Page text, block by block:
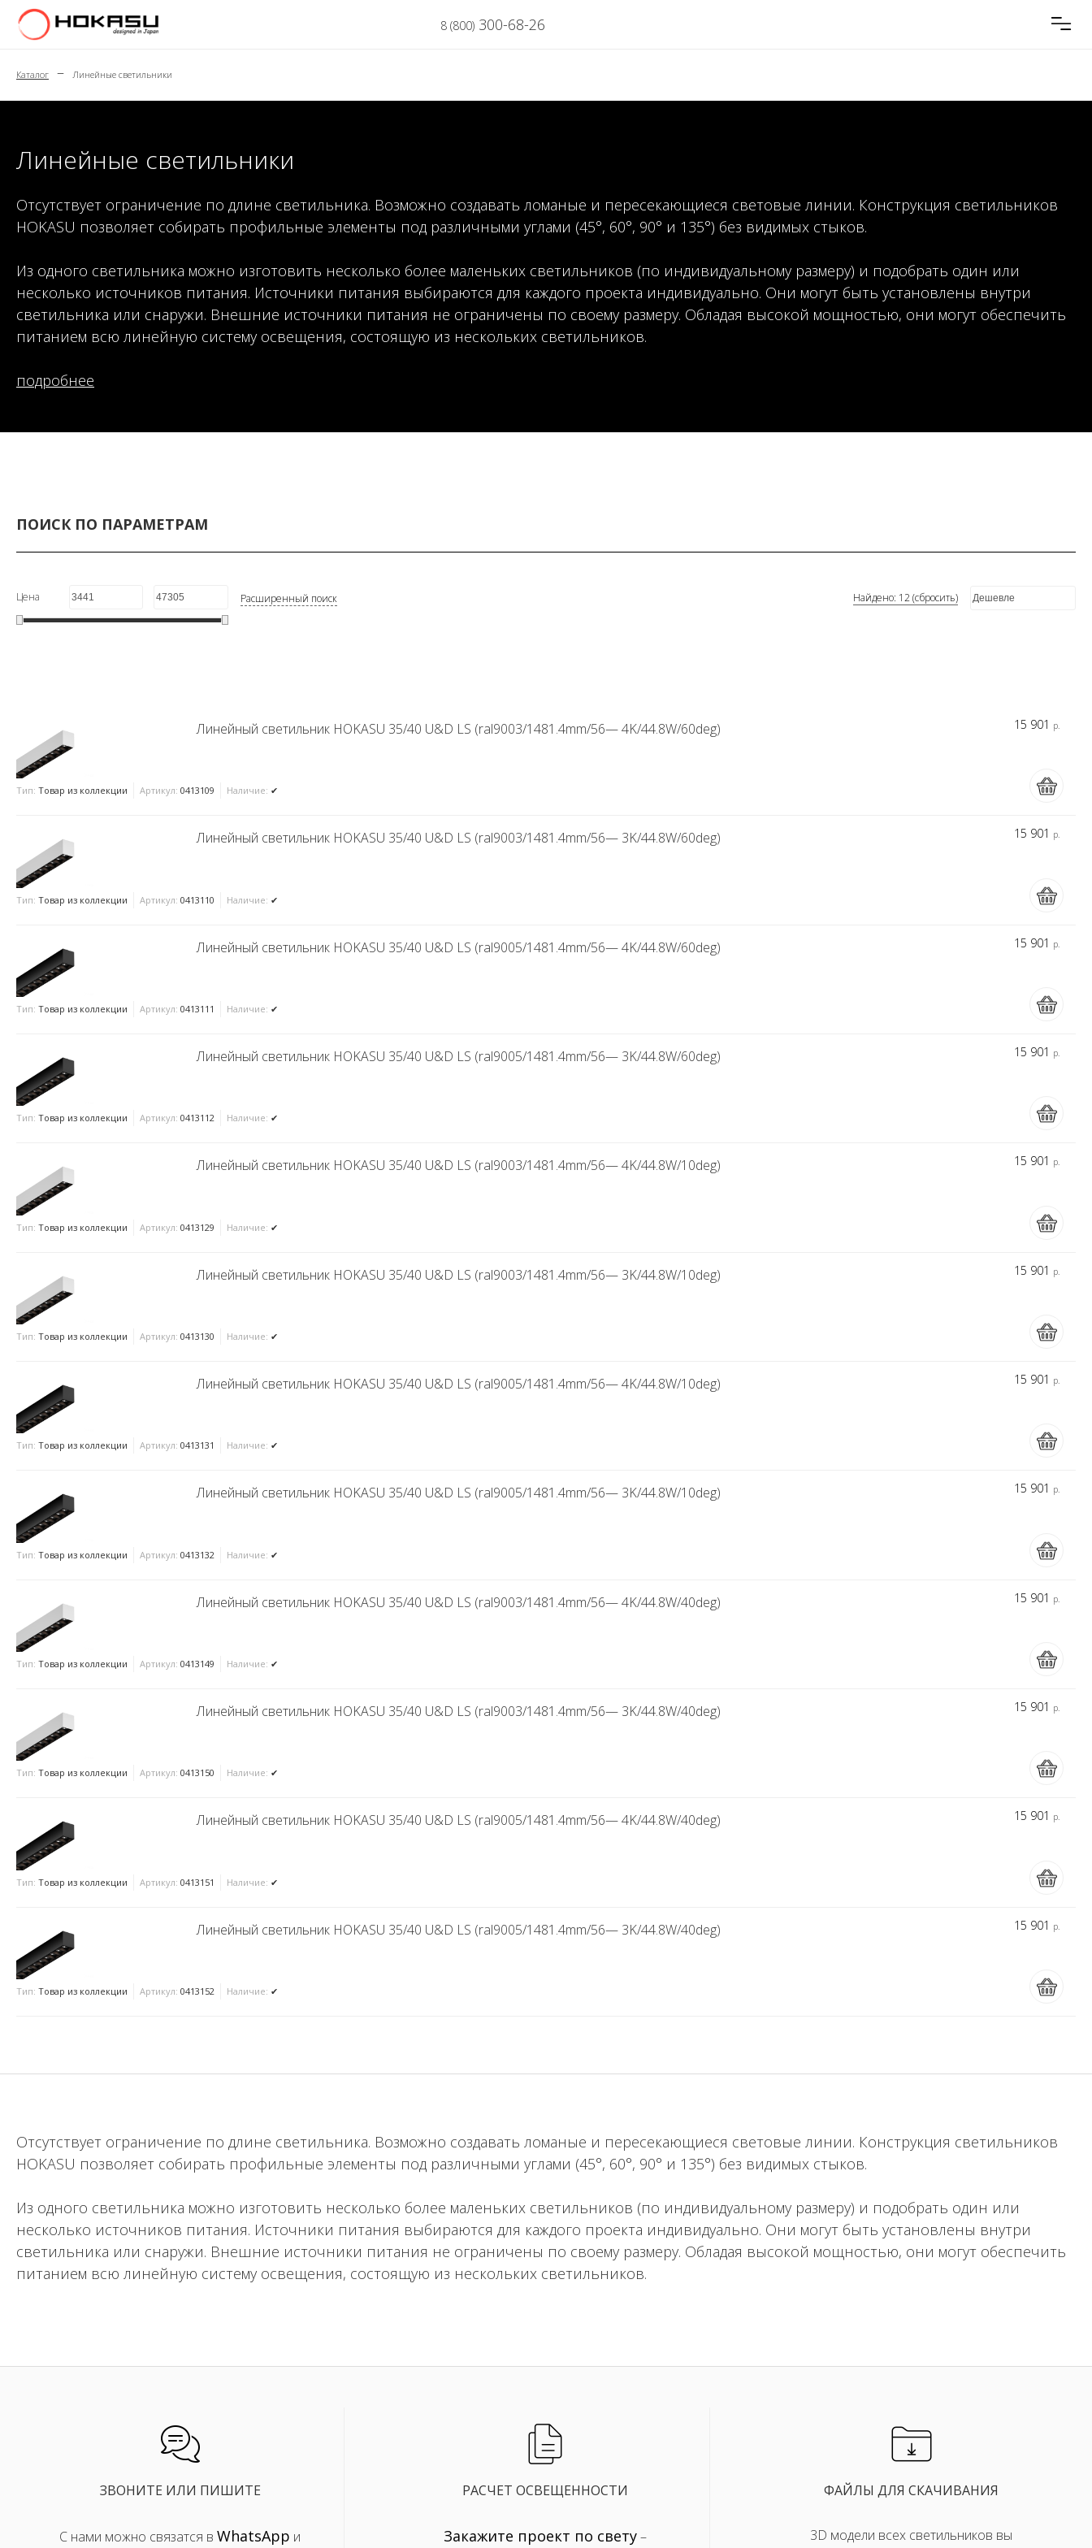
8 (800)300-68-26
Каталог – Линейные светильники
Линейные светильники
Отсутствует ограничение по длине светильника. Возможно создавать ломаные и пересекающиеся световые линии. Конструкция светильников
HOKASU позволяет собирать профильные элементы под различными углами (45°, 60°, 90° и 135°) без видимых стыков.
Из одного светильника можно изготовить несколько более маленьких светильников (по индивидуальному размеру) и подобрать один или
несколько источников питания. Источники питания выбираются для каждого проекта индивидуально. Они могут быть установлены внутри
светильника или снаружи. Внешние источники питания не ограничены по своему размеру. Обладая высокой мощностью, они могут обеспечить
питанием всю линейную систему освещения, состоящую из нескольких светильников.
подробнее
ПОИСК ПО ПАРАМЕТРАМ
Цена Расширенный поиск Найдено: 12 (сбросить)
Линейный светильник HOKASU 35/40 U&D LS (ral9003/1481.4mm/56— 4K/44.8W/60deg)
Тип: Товар из коллекции Артикул: 0413109 Наличие: ✔
15 901 р.
Линейный светильник HOKASU 35/40 U&D LS (ral9003/1481.4mm/56— 3K/44.8W/60deg)
Тип: Товар из коллекции Артикул: 0413110 Наличие: ✔
15 901 р.
Линейный светильник HOKASU 35/40 U&D LS (ral9005/1481.4mm/56— 4K/44.8W/60deg)
Тип: Товар из коллекции Артикул: 0413111 Наличие: ✔
15 901 р.
Линейный светильник HOKASU 35/40 U&D LS (ral9005/1481.4mm/56— 3K/44.8W/60deg)
Тип: Товар из коллекции Артикул: 0413112 Наличие: ✔
15 901 р.
Линейный светильник HOKASU 35/40 U&D LS (ral9003/1481.4mm/56— 4K/44.8W/10deg)
Тип: Товар из коллекции Артикул: 0413129 Наличие: ✔
15 901 р.
Линейный светильник HOKASU 35/40 U&D LS (ral9003/1481.4mm/56— 3K/44.8W/10deg)
Тип: Товар из коллекции Артикул: 0413130 Наличие: ✔
15 901 р.
Линейный светильник HOKASU 35/40 U&D LS (ral9005/1481.4mm/56— 4K/44.8W/10deg)
Тип: Товар из коллекции Артикул: 0413131 Наличие: ✔
15 901 р.
Линейный светильник HOKASU 35/40 U&D LS (ral9005/1481.4mm/56— 3K/44.8W/10deg)
Тип: Товар из коллекции Артикул: 0413132 Наличие: ✔
15 901 р.
Линейный светильник HOKASU 35/40 U&D LS (ral9003/1481.4mm/56— 4K/44.8W/40deg)
Тип: Товар из коллекции Артикул: 0413149 Наличие: ✔
15 901 р.
Линейный светильник HOKASU 35/40 U&D LS (ral9003/1481.4mm/56— 3K/44.8W/40deg)
Тип: Товар из коллекции Артикул: 0413150 Наличие: ✔
15 901 р.
Линейный светильник HOKASU 35/40 U&D LS (ral9005/1481.4mm/56— 4K/44.8W/40deg)
Тип: Товар из коллекции Артикул: 0413151 Наличие: ✔
15 901 р.
Линейный светильник HOKASU 35/40 U&D LS (ral9005/1481.4mm/56— 3K/44.8W/40deg)
Тип: Товар из коллекции Артикул: 0413152 Наличие: ✔
15 901 р.
Отсутствует ограничение по длине светильника. Возможно создавать ломаные и пересекающиеся световые линии. Конструкция светильников
HOKASU позволяет собирать профильные элементы под различными углами (45°, 60°, 90° и 135°) без видимых стыков.
Из одного светильника можно изготовить несколько более маленьких светильников (по индивидуальному размеру) и подобрать один или
несколько источников питания. Источники питания выбираются для каждого проекта индивидуально. Они могут быть установлены внутри
светильника или снаружи. Внешние источники питания не ограничены по своему размеру. Обладая высокой мощностью, они могут обеспечить
питанием всю линейную систему освещения, состоящую из нескольких светильников.
ЗВОНИТЕ ИЛИ ПИШИТЕ
С нами можно связатся вWhatsApp и
РАСЧЕТ ОСВЕЩЕННОСТИ
Закажите проект по свету–
ФАЙЛЫ ДЛЯ СКАЧИВАНИЯ
3D модели всех светильников вы